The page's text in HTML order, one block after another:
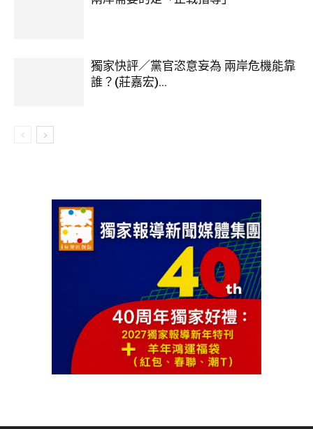
獨家快評／黨官恣意妄為 兩岸危機能靠
誰？(莊嘉宏)...